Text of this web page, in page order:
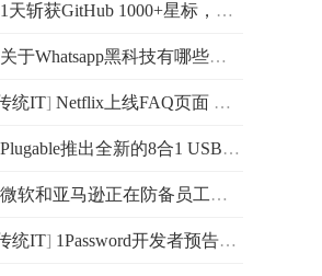
1天斩获GitHub 1000+星标，一款免费开源的多维表格推出
关于Whatsapp黑科技有哪些优势呢？
统IT] Netflix上线FAQ页面 详细介绍了会如何阻止密码共享
Plugable推出全新的8合1 USB-C扩展坞 可以兼作iPad或iPhone支架
微软和亚马逊正在防备员工在使用过程中泄密 禁止向ChatG
统IT] 1Password开发者预告了即将发布的重大版本更新 针对iOS